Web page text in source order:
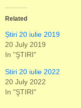
Related
Știri 20 iulie 2019
20 July 2019
In "ŞTIRI"
Stiri 20 iulie 2022
20 July 2022
In "ŞTIRI"